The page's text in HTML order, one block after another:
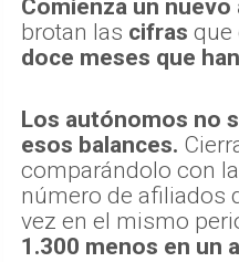
Comienza un nuevo
brotan las cifras que
doce meses que
Los autónomos no
esos balances.
comparándolo con
número de afiliados
vez en el mismo
1.300 menos en un